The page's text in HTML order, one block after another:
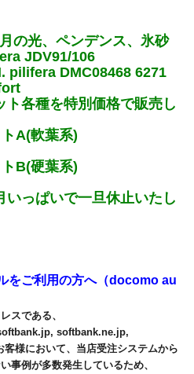
の光、ペンデンス、氷砂
JDV91/106
DMC08468 6271
各種を特別価格で販売し
A(軟葉系)
B(硬葉系)
っぱいで一旦休止いたし
をご利用の方へ（docomo au
スである、
softbank.ne.jp,
様において、当店受注システムから
事例が多数発生しているため、